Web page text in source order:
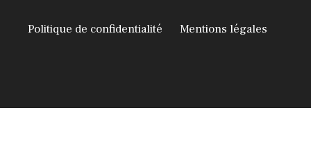
Politique de confidentialité Mentions légales